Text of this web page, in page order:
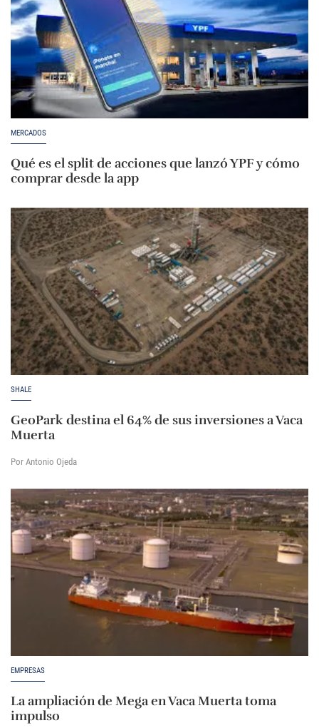
MERCADOS
Qué es el split de acciones que lanzó YPF y cómo
comprar desde la app
SHALE
GeoPark destina el 64% de sus inversiones a Vaca
Muerta
Por Antonio Ojeda
EMPRESAS
La ampliación de Mega en Vaca Muerta toma
impulso